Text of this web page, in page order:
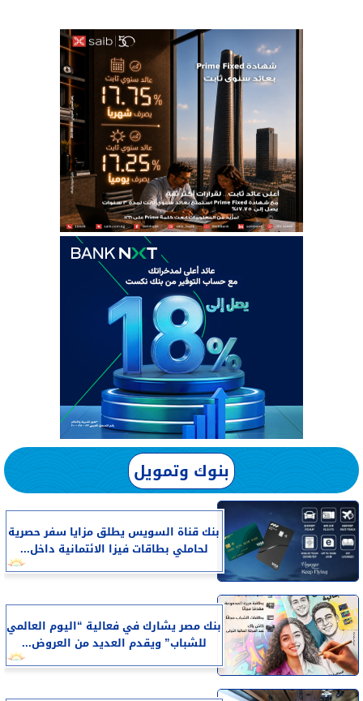
بنوك وتمويل
بنك قناة السويس يطلق مزايا سفر حصرية
لحاملي بطاقات فيزا الائتمانية داخل...
بنك مصر يشارك في فعالية “اليوم العالمي
للشباب” ويقدم العديد من العروض...